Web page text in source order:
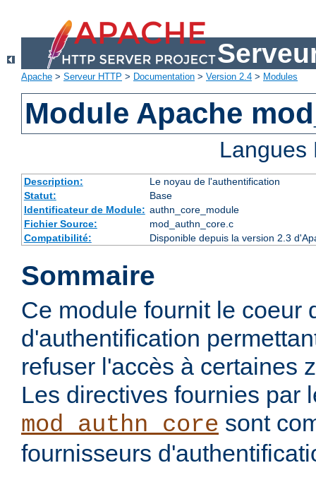
Apache > Serveur HTTP > Documentation > Version 2.4 > Modules
Module Apache
Description:
Le noyau de l'authentification
Statut:
Base
Identificateur de Module: authn_core_module
Fichier Source:
mod_authn_core.c
Compatibilité:
Disponible depuis la version 2.3
Sommaire
Ce module fournit le coeur
d'authentification
refuser l'accès à certaines
Les directives fournies par
mod_authn_core sont
fournisseurs